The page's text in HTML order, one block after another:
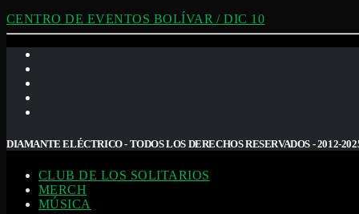
CENTRO DE EVENTOS BOLÍVAR / DIC 10
DIAMANTE ELÉCTRICO - TODOS LOS DERECHOS RESERVADOS - 2012-
CLUB DE LOS SOLITARIOS
MERCH
MÚSICA